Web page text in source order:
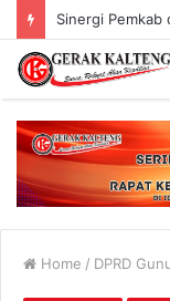
Murung Raya
Home / DPRD